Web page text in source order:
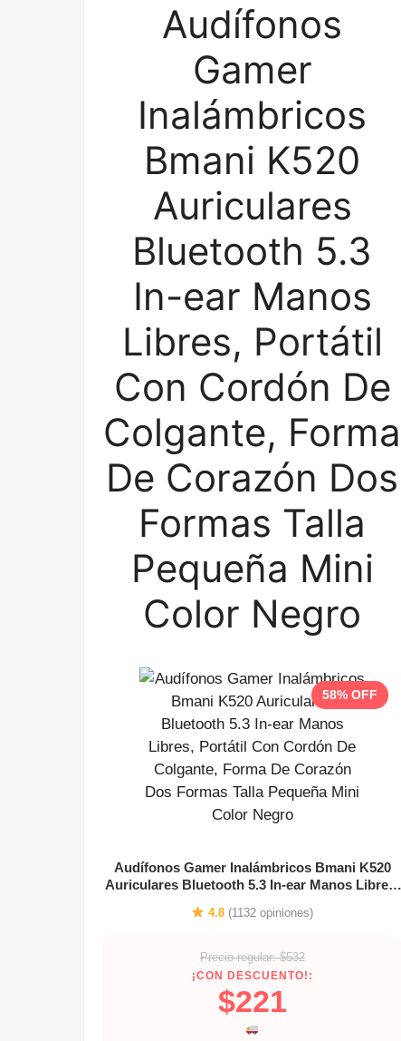
Audífonos
Gamer
Inalámbricos
Bmani K520
Auriculares
Bluetooth 5.3
In-ear Manos
Libres, Portátil
Con Cordón De
Colgante, Forma
De Corazón Dos
Formas Talla
Pequeña Mini
Color Negro
58% OFF
Audífonos Gamer Inalámbricos Bmani K520
Auriculares Bluetooth 5.3 In-ear Manos Libres,
Corazón Dos Formas Talla Pequeña Mini Color
4.8 (1132 opiniones)
Precio regular: $532
¡CON DESCUENTO!:
$221